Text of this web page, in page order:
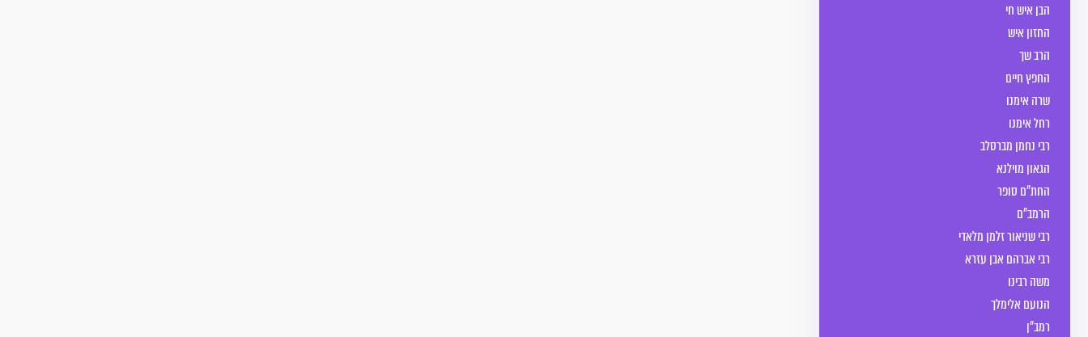
הבן איש חי
החזון איש
הרב שך
החפץ חיים
שרה אימנו
רחל אימנו
רבי נחמן מברסלב
הגאון מוילנא
החת"ם סופר
הרמב"ם
רבי שניאור זלמן מלאדי
רבי אברהם אבן עזרא
משה רבינו
הנועם אלימלך
רמב"ן